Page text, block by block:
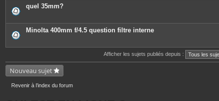
e
s
quel 35mm?
Minolta 400mm f/4.5 question filtre interne
Afficher les sujets publiés depuis :
Nouveau sujet
Revenir à l’index du forum